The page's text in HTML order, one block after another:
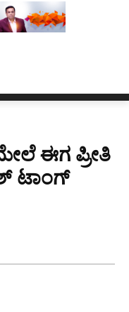
ಆಸ್ಟ್ರೇಲಿಯಾದಲ್ಲಿ
ಈಗ ಪ್ರೀತಿ
ಟಾಂಗ್